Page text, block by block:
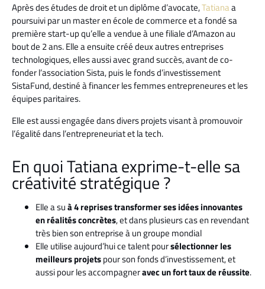
Après des études de droit et un diplôme d’avocate,Tatianaa
poursuivi par un master en école de commerce et a fondé sa
première start-up qu’elle a vendue à une filiale d’Amazon au
bout de 2 ans. Elle a ensuite créé deux autres entreprises
technologiques, elles aussi avec grand succès, avant de co-
fonder l’association Sista, puis le fonds d’investissement
SistaFund, destiné à financer les femmes entrepreneures et les
équipes paritaires.
Elle est aussi engagée dans divers projets visant à promouvoir
l’égalité dans l’entrepreneuriat et la tech.
En quoi Tatiana exprime-t-elle sa
créativité stratégique ?
Elle a suà 4 reprises transformer ses idées innovantes
en réalités concrètes, et dans plusieurs cas en revendant
très bien son entreprise à un groupe mondial
Elle utilise aujourd’hui ce talent poursélectionner les
meilleurs projetspour son fonds d’investissement, et
aussi pour les accompagneravec un fort taux de réussite.